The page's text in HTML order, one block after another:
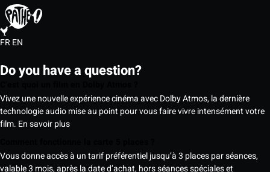
FREN
Do you have a question?
Vivez une nouvelle expérience cinéma avec Dolby Atmos, la dernière
technologie audio mise au point pour vous faire vivre intensément votre
film. En savoir plus
Vous donne accès à un tarif préférentiel jusqu’à 3 places par séances,
valable 3 mois, après la date d’achat, hors séances spéciales et